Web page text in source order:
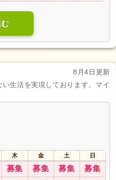
8月4日更新
生活を実現しております。マイ
木 金 土 日
募集 募集 募集 募集